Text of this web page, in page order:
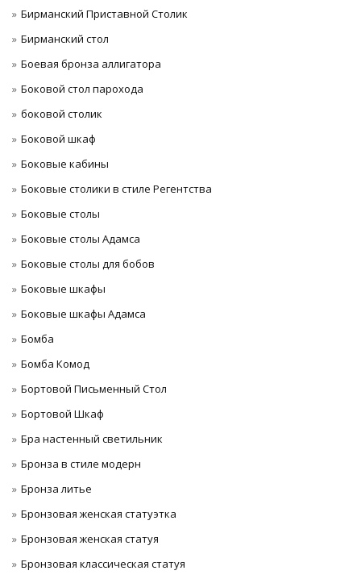
Бирманский Приставной Столик
Бирманский стол
Боевая бронза аллигатора
Боковой стол парохода
боковой столик
Боковой шкаф
Боковые кабины
Боковые столики в стиле Регентства
Боковые столы
Боковые столы Адамса
Боковые столы для бобов
Боковые шкафы
Боковые шкафы Адамса
Бомба
Бомба Комод
Бортовой Письменный Стол
Бортовой Шкаф
Бра настенный светильник
Бронза в стиле модерн
Бронза литье
Бронзовая женская статуэтка
Бронзовая женская статуя
Бронзовая классическая статуя